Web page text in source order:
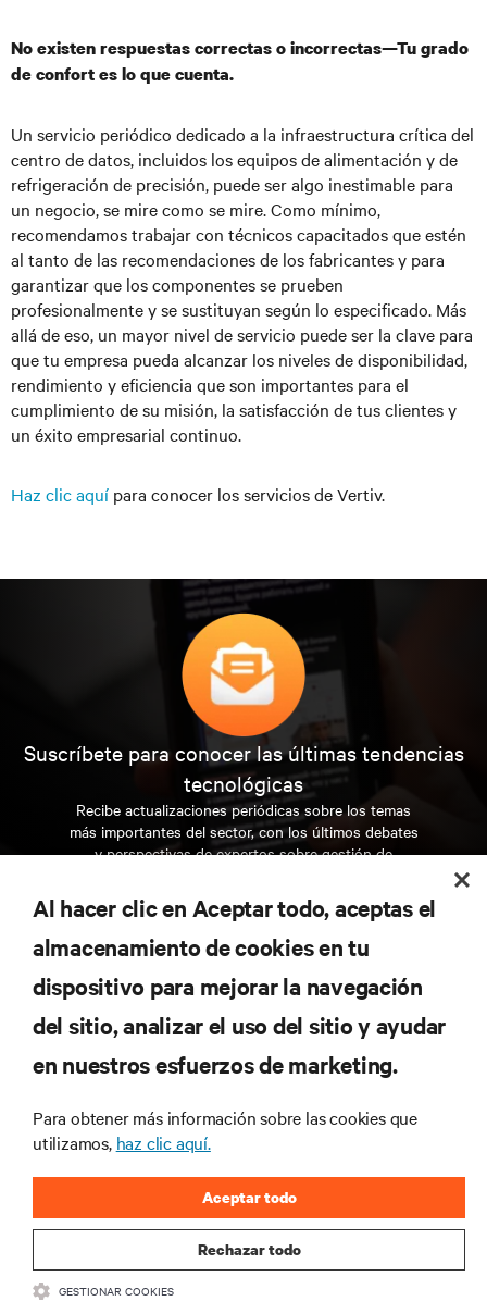
No existen respuestas correctas o incorrectas—Tu grado
de confort es lo que cuenta.
Un servicio periódico dedicado a la infraestructura crítica del
centro de datos, incluidos los equipos de alimentación y de
refrigeración de precisión, puede ser algo inestimable para
un negocio, se mire como se mire. Como mínimo,
recomendamos trabajar con técnicos capacitados que estén
al tanto de las recomendaciones de los fabricantes y para
garantizar que los componentes se prueben
profesionalmente y se sustituyan según lo especificado. Más
allá de eso, un mayor nivel de servicio puede ser la clave para
que tu empresa pueda alcanzar los niveles de disponibilidad,
rendimiento y eficiencia que son importantes para el
cumplimiento de su misión, la satisfacción de tus clientes y
un éxito empresarial continuo.
Haz clic aquí para conocer los servicios de Vertiv.
Suscríbete para conocer las últimas tendencias
tecnológicas
Recibe actualizaciones periódicas sobre los temas
más importantes del sector, con los últimos debates
y perspectivas de expertos sobre gestión de
REGÍSTRATE AHORA
SOPORTE
CORPORATIVO
CONECTA CON NOSOTROS
Al hacer clic en Aceptar todo, aceptas el
almacenamiento de cookies en tu
dispositivo para mejorar la navegación
del sitio, analizar el uso del sitio y ayudar
en nuestros esfuerzos de marketing.
Para obtener más información sobre las cookies que
utilizamos, haz clic aquí.
Rechazar todo
Aceptar todo
GESTIONAR COOKIES